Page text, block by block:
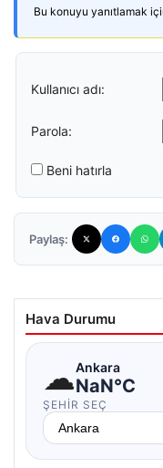
Bu konuyu yanıtlamak
Kullanıcı adı:
Parola:
Beni hatırla
Paylaş:
Hava Durumu
☁Ankara
NaN°C
ŞEHIR SEÇ